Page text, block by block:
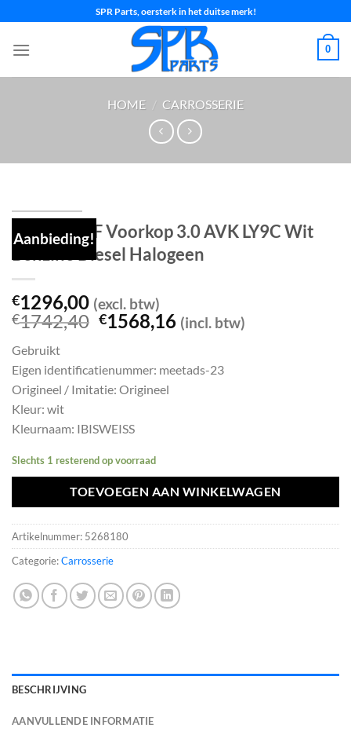
inhoud
SPR Parts, oersterk in het duitse merk!
0
HOME / CARROSSERIE
Aanbieding!
AUDI A6 4F Voorkop 3.0 AVK LY9C Wit
Benzine Diesel Halogeen
€1296,00 (excl. btw)
€1742,40 Oorspronkelijke
€1742,40.
€1568,16Huidige
prijs
€1568,16.
(incl. btw)
Gebruikt
Eigen identificatienummer: meetads-23
Origineel / Imitatie: Origineel
Kleur: wit
Kleurnaam: IBISWEISS
Slechts 1 resterend op voorraad
TOEVOEGEN AAN WINKELWAGEN
Artikelnummer: 5268180
Categorie:Carrosserie
BESCHRIJVING
AANVULLENDE INFORMATIE